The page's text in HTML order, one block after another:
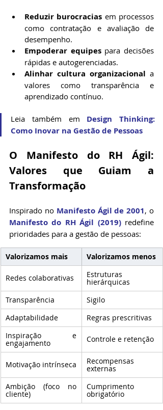
Reduzir burocracias em processos
como contratação e avaliação de
desempenho.
Empoderar equipes para decisões
rápidas e autogerenciadas.
Alinhar cultura organizacional a
valores como transparência e
aprendizado contínuo.
Leia também em Design Thinking:
Como Inovar na Gestão de Pessoas
O Manifesto do RH Ágil:
Valores que Guiam a
Transformação
Inspirado no Manifesto Ágil de 2001
Manifesto do RH Ágil (2019) redefine
prioridades para a gestão de pessoas:
Valorizamos mais Valorizamos menos
Redes colaborativas Estruturas
hierárquicas
Transparência
Sigilo
Adaptabilidade
Regras prescritivas
Inspiração e
engajamento Controle e retenção
Motivação intrínseca Recompensas
externas
Ambição (foco no
cliente)
Cumprimento
obrigatório